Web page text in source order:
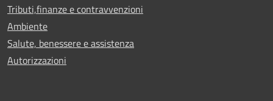
Tributi,finanze e contravvenzioni
Ambiente
Salute, benessere e assistenza
Autorizzazioni